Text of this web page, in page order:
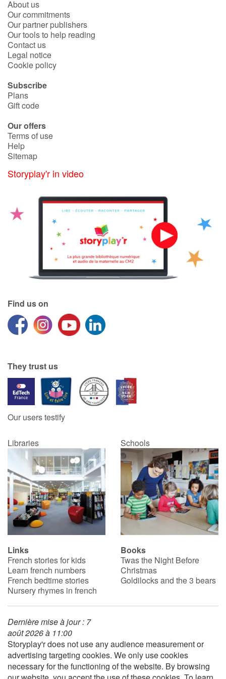
Documentaries
With the family
At school
Festivals and events
Love and friendship
Social issues
Emotions and feelings
Formats and illustrations
Catalogue anglais
Help
Family
Schools
Libraries
Videos & Tutorials
Blog
Learn french with Storyplay'r
French book lists for children
Reading for children
Activities and workshops
Dyslexia and reading disorders
About us
Our commitments
Our partner publishers
Our tools to help reading
Contact us
Legal notice
Cookie policy
Subscribe
Plans
Gift code
Our offers
Terms of use
Help
Sitemap
Storyplay'r in video
Find us on
They trust us
Our users testify
Libraries Schools
Links
French stories for kids
Learn french numbers
French bedtime stories
Nursery rhymes in french
Books
Twas the Night Before
Christmas
Goldilocks and the 3 bears
Dernière mise à jour : 7
août 2026 à 11:00
Storyplay'r does not use any audience measurement or
advertising targeting cookies. We only use cookies
necessary for the functioning of the website. By browsing